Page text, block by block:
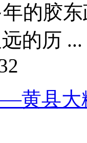
年的胶
的历 ...
黄县大